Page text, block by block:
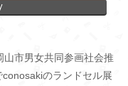
市男女共同参画社会推
のランドセル展